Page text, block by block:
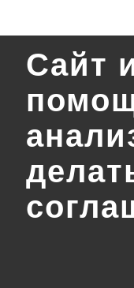
Сайт